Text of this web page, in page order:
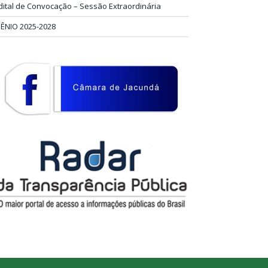
de Convocação – Sessão Extraordinária
2025-2028